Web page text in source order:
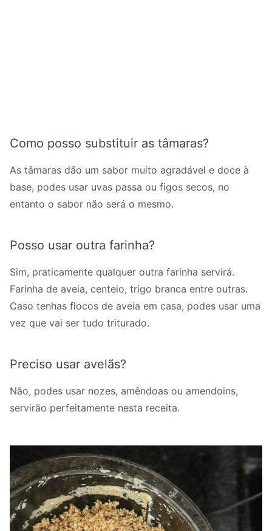
Como posso substituir as tâmaras?
As tâmaras dão um sabor muito agradável e doce à
base, podes usar uvas passa ou figos secos, no
entanto o sabor não será o mesmo.
Posso usar outra farinha?
Sim, praticamente qualquer outra farinha servirá.
Farinha de aveia, centeio, trigo branca entre outras.
Caso tenhas flocos de aveia em casa, podes usar uma
vez que vai ser tudo triturado.
Preciso usar avelãs?
Não, podes usar nozes, amêndoas ou amendoins,
servirão perfeitamente nesta receita.